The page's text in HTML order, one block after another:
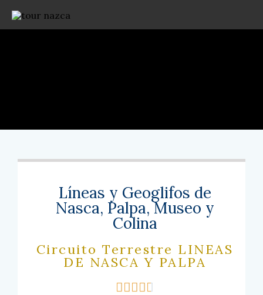
Líneas y Geoglifos de
Nasca, Palpa, Museo y
Colina
Circuito Terrestre LINEAS
DE NASCA Y PALPA
